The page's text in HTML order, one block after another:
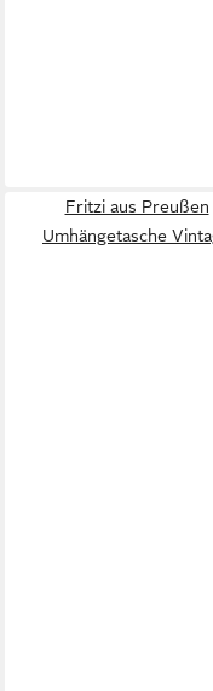
Fritzi aus Preußen
Umhängetasche